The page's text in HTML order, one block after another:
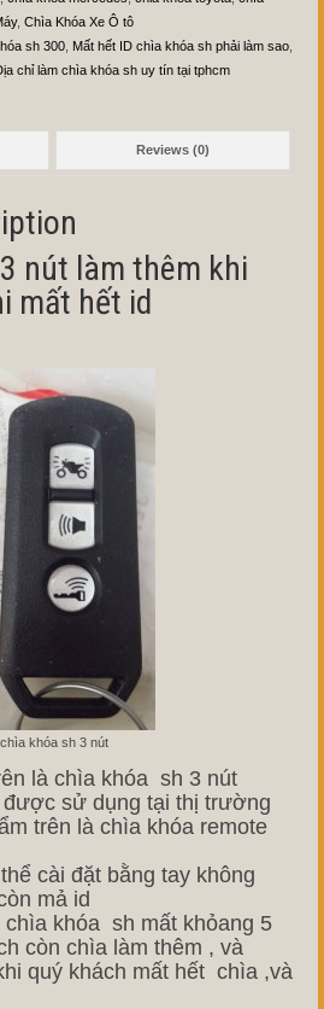
, Chìa Khóa Xe Ô tô
sh 300 Mất hết ID chìa khóa sh phải làm sao
chỉ làm chìa khóa sh uy tín tại tphcm
Reviews (0)
nút làm thêm khi
mất hết id
chìa khóa sh 3 nút
là chìa khóa sh 3 nút
được sử dụng tại thị trường
trên là chìa khóa remote
cài đặt bằng tay không
mả id
chìa khóa sh mất khỏang 5
còn chìa làm thêm , và
quý khách mất hết chìa ,và